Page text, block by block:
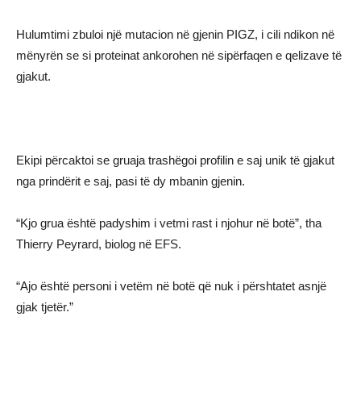
Hulumtimi zbuloi një mutacion në gjenin PIGZ, i cili ndikon në
mënyrën se si proteinat ankorohen në sipërfaqen e qelizave të
gjakut.
Ekipi përcaktoi se gruaja trashëgoi profilin e saj unik të gjakut
nga prindërit e saj, pasi të dy mbanin gjenin.
“Kjo grua është padyshim i vetmi rast i njohur në botë”, tha
Thierry Peyrard, biolog në EFS.
“Ajo është personi i vetëm në botë që nuk i përshtatet asnjë
gjak tjetër.”